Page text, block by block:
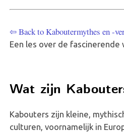
⇦ Back to Kaboutermythes en -
Een les over de fascinerende
Wat zijn
Kabouters zijn kleine,
culturen, voornamelijk in